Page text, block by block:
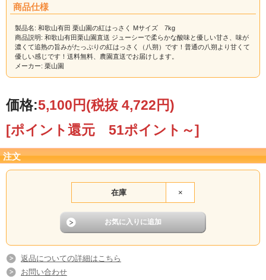
商品仕様
製品名: 和歌山有田 栗山園の紅はっさく Mサイズ 7kg
商品説明: 和歌山有田栗山園直送 ジューシーで柔らかな酸味と優しい甘さ、味が
濃くて追熟の旨みがたっぷりの紅はっさく（八朔）です！普通の八朔より甘くて
優しい感じです！送料無料、農園直送でお届けします。
メーカー: 栗山園
価格:5,100円(税抜 4,722円)
[ポイント還元 51ポイント～]
注文
在庫 ×
返品についての詳細はこちら
お問い合わせ